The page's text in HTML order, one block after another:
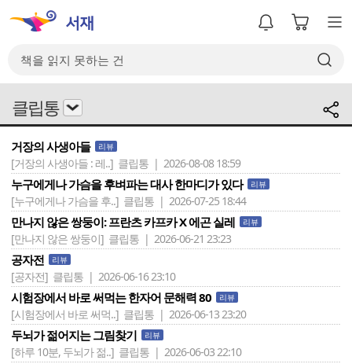
클립통
거장의 사생아들 리뷰
[거장의 사생아들 : 레..] 클립통 | 2026-08-08 18:59
누구에게나 가슴을 후벼파는 대사 한마디가 있다 리뷰
[누구에게나 가슴을 후..] 클립통 | 2026-07-25 18:44
만나지 않은 쌍둥이: 프란츠 카프카 X 에곤 실레 리뷰
[만나지 않은 쌍둥이] 클립통 | 2026-06-21 23:23
공자전 리뷰
[공자전] 클립통 | 2026-06-16 23:10
시험장에서 바로 써먹는 한자어 문해력 80 리뷰
[시험장에서 바로 써먹..] 클립통 | 2026-06-13 23:20
두뇌가 젊어지는 그림찾기 리뷰
[하루 10분, 두뇌가 젊..] 클립통 | 2026-06-03 22:10